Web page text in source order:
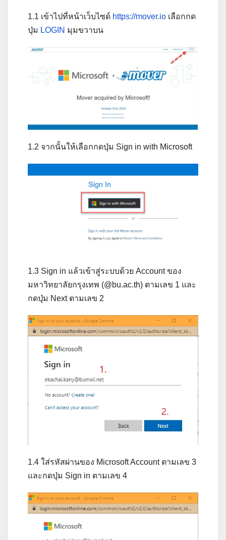
1.1 เข้าไปที่หน้าเว็บไซด์ https://mover.io เลือกกด
ปุ่ม LOGIN มุมขวาบน
1.2 จากนั้นให้เลือกกดปุ่ม Sign in with Microsoft
1.3 Sign in แล้วเข้าสู่ระบบด้วย Account ของ
มหาวิทยาลัยกรุงเทพ (@bu.ac.th) ตามเลข 1 และ
กดปุ่ม Next ตามเลข 2
1.4 ใส่รหัสผ่านของ Microsoft Account ตามเลข 3
และกดปุ่ม Sign in ตามเลข 4